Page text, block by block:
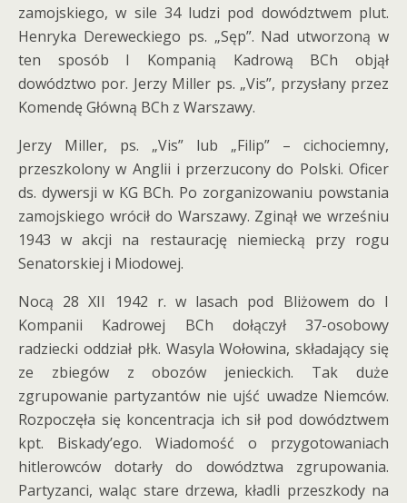
zamojskiego, w sile 34 ludzi pod dowództwem plut.
Henryka Dereweckiego ps. „Sęp”. Nad utworzoną w
ten sposób I Kompanią Kadrową BCh objął
dowództwo por. Jerzy Miller ps. „Vis”, przysłany przez
Komendę Główną BCh z Warszawy.
Jerzy Miller, ps. „Vis” lub „Filip” – cichociemny,
przeszkolony w Anglii i przerzucony do Polski. Oficer
ds. dywersji w KG BCh. Po zorganizowaniu powstania
zamojskiego wrócił do Warszawy. Zginął we wrześniu
1943 w akcji na restaurację niemiecką przy rogu
Senatorskiej i Miodowej.
Nocą 28 XII 1942 r. w lasach pod Bliżowem do I
Kompanii Kadrowej BCh dołączył 37-osobowy
radziecki oddział płk. Wasyla Wołowina, składający się
ze zbiegów z obozów jenieckich. Tak duże
zgrupowanie partyzantów nie ujść uwadze Niemców.
Rozpoczęła się koncentracja ich sił pod dowództwem
kpt. Biskady’ego. Wiadomość o przygotowaniach
hitlerowców dotarły do dowództwa zgrupowania.
Partyzanci, waląc stare drzewa, kładli przeszkody na